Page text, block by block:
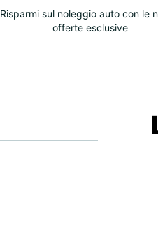
Risparmi sul noleggio auto con le
offerte esclusive